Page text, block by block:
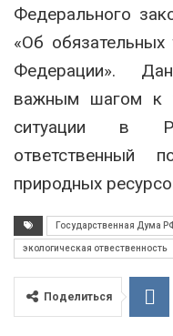
Федерального
«Об обязательных
Федерации».
важным шагом к
ситуации в
ответственный
природных
Государственная Дума
экологическая отвественность
Поделиться